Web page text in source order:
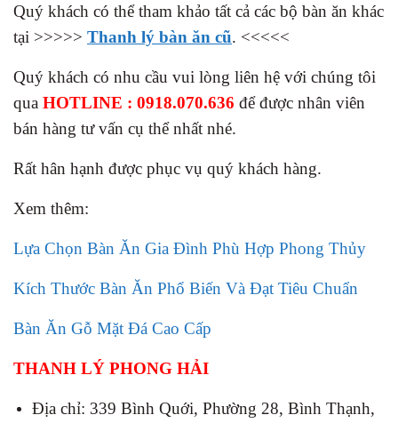
Quý khách có thể tham khảo tất cả các bộ bàn ăn khác
tại >>>>> Thanh lý bàn ăn cũ. <<<<<
Quý khách có nhu cầu vui lòng liên hệ với chúng tôi
qua HOTLINE : 0918.070.636 để được nhân viên
bán hàng tư vấn cụ thể nhất nhé.
Rất hân hạnh được phục vụ quý khách hàng.
Xem thêm:
Lựa Chọn Bàn Ăn Gia Đình Phù Hợp Phong Thủy
Kích Thước Bàn Ăn Phổ Biến Và Đạt Tiêu Chuẩn
Bàn Ăn Gỗ Mặt Đá Cao Cấp
THANH LÝ PHONG HẢI
Địa chỉ: 339 Bình Quới, Phường 28, Bình Thạnh,